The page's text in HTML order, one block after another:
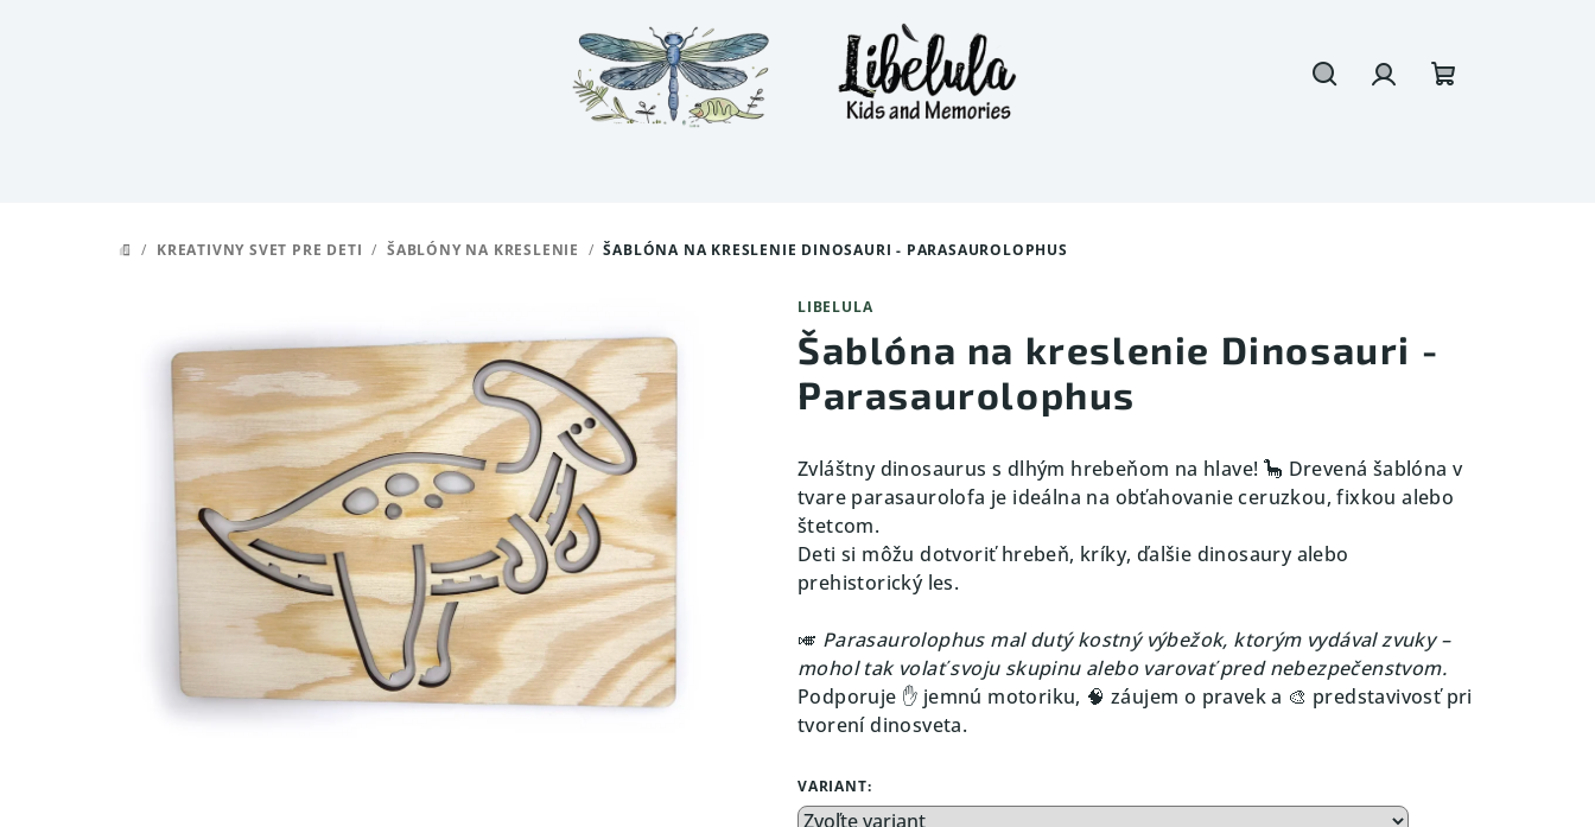
DOMOV
/ KREATIVNY SVET PRE DETI / ŠABLÓNY NA KRESLENIE / ŠABLÓNA NA KRESLENIE DINOSAURI - PARASAUROLOPHUS
LIBELULA
Šablóna na kreslenie Dinosauri -
Parasaurolophus
Zvláštny dinosaurus s dlhým hrebeňom na hlave! 🦕 Drevená šablóna v
tvare parasaurolofa je ideálna na obťahovanie ceruzkou, fixkou alebo
štetcom.
Deti si môžu dotvoriť hrebeň, kríky, ďalšie dinosaury alebo
prehistorický les.
🎺 Parasaurolophus mal dutý kostný výbežok, ktorým vydával zvuky –
mohol tak volať svoju skupinu alebo varovať pred nebezpečenstvom.
Podporuje ✋ jemnú motoriku, 🧠 záujem o pravek a 🎨 predstavivosť pri
tvorení dinosveta.
VARIANT: